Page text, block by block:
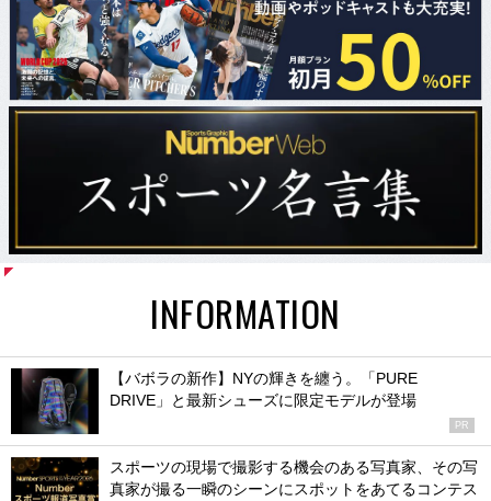
INFORMATION
【バボラの新作】NYの輝きを纏う。「PURE
DRIVE」と最新シューズに限定モデルが登場
PR
スポーツの現場で撮影する機会のある写真家、その写
真家が撮る一瞬のシーンにスポットをあてるコンテス